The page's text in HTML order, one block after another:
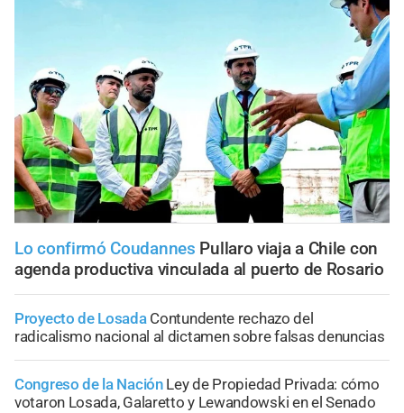
Lo confirmó Coudannes Pullaro viaja a Chile con
agenda productiva vinculada al puerto de Rosario
Proyecto de Losada Contundente rechazo del
radicalismo nacional al dictamen sobre falsas denuncias
Congreso de la Nación Ley de Propiedad Privada: cómo
votaron Losada, Galaretto y Lewandowski en el Senado